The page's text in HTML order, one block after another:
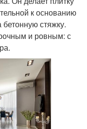
к основанию
стяжку.
и ровным: с